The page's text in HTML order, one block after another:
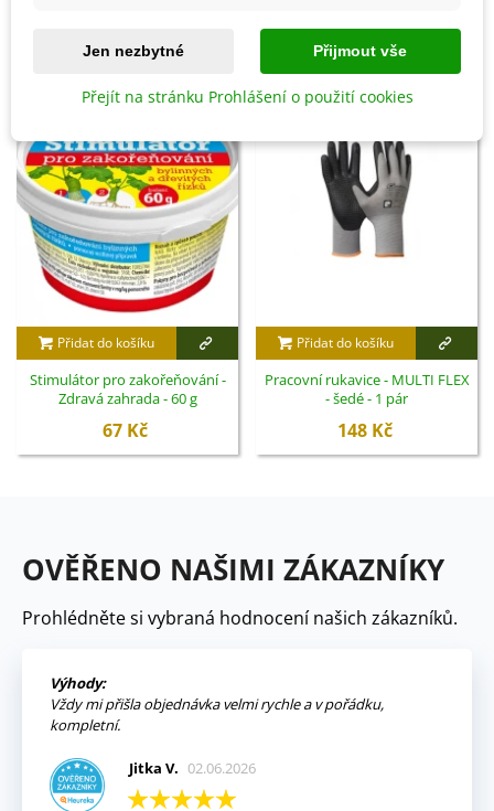
Přidat do košíku
Stimulátor pro zakořeňování -
Zdravá zahrada - 60 g
67 Kč
Přidat do košíku
Pracovní rukavice - MULTI FLEX
- šedé - 1 pár
148 Kč
OVĚŘENO NAŠIMI ZÁKAZNÍKY
Prohlédněte si vybraná hodnocení našich zákazníků.
Výhody:
Vždy mi přišla objednávka velmi rychle a v pořádku,
kompletní.
Jitka V. 02.06.2026
Jen nezbytné Přijmout vše
Přejít na stránku Prohlášení o použití cookies